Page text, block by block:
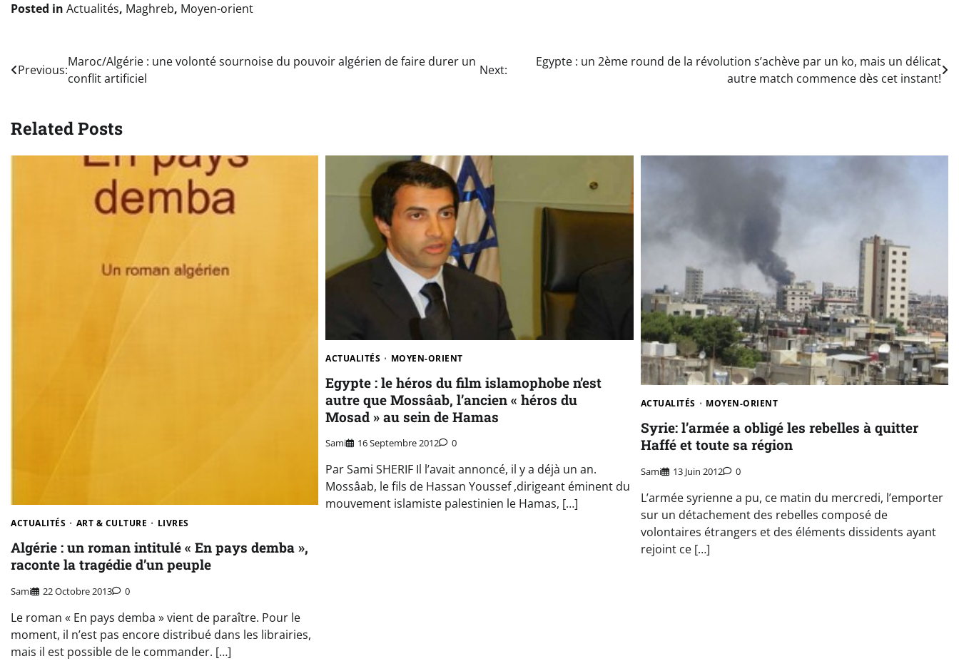
Posted in Actualités, Maghreb, Moyen-orient
Navigation
l’article
Previous:
Maroc/Algérie : une volonté sournoise du pouvoir algérien de faire durer un
conflit artificiel
Next:
Egypte : un 2ème round de la révolution s’achève par un ko, mais un délicat
autre match commence dès cet instant!
Related Posts
ACTUALITÉS ART & CULTURE LIVRES
Algérie : un roman intitulé « En pays demba »,
raconte la tragédie d’un peuple
Sami 22 Octobre 2013 0
Le roman « En pays demba » vient de paraître. Pour le
moment, il n’est pas encore distribué dans les librairies,
mais il est possible de le commander. […]
ACTUALITÉS MOYEN-ORIENT
Egypte : le héros du film islamophobe n’est
autre que Mossâab, l’ancien « héros du
Mosad » au sein de Hamas
Sami 16 Septembre 2012 0
Par Sami SHERIF Il l’avait annoncé, il y a déjà un an.
Mossâab, le fils de Hassan Youssef ,dirigeant éminent du
mouvement islamiste palestinien le Hamas, […]
ACTUALITÉS MOYEN-ORIENT
Syrie: l’armée a obligé les rebelles à quitter
Haffé et toute sa région
Sami 13 Juin 2012 0
L’armée syrienne a pu, ce matin du mercredi, l’emporter
sur un détachement des rebelles composé de
volontaires étrangers et des éléments dissidents ayant
rejoint ce […]